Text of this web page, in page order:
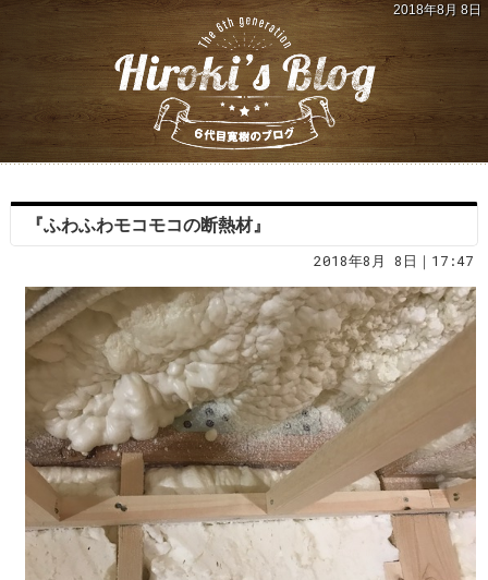
2018年8月 8日
『ふわふわモコモコの断熱材』
2018年8月 8日｜17:47